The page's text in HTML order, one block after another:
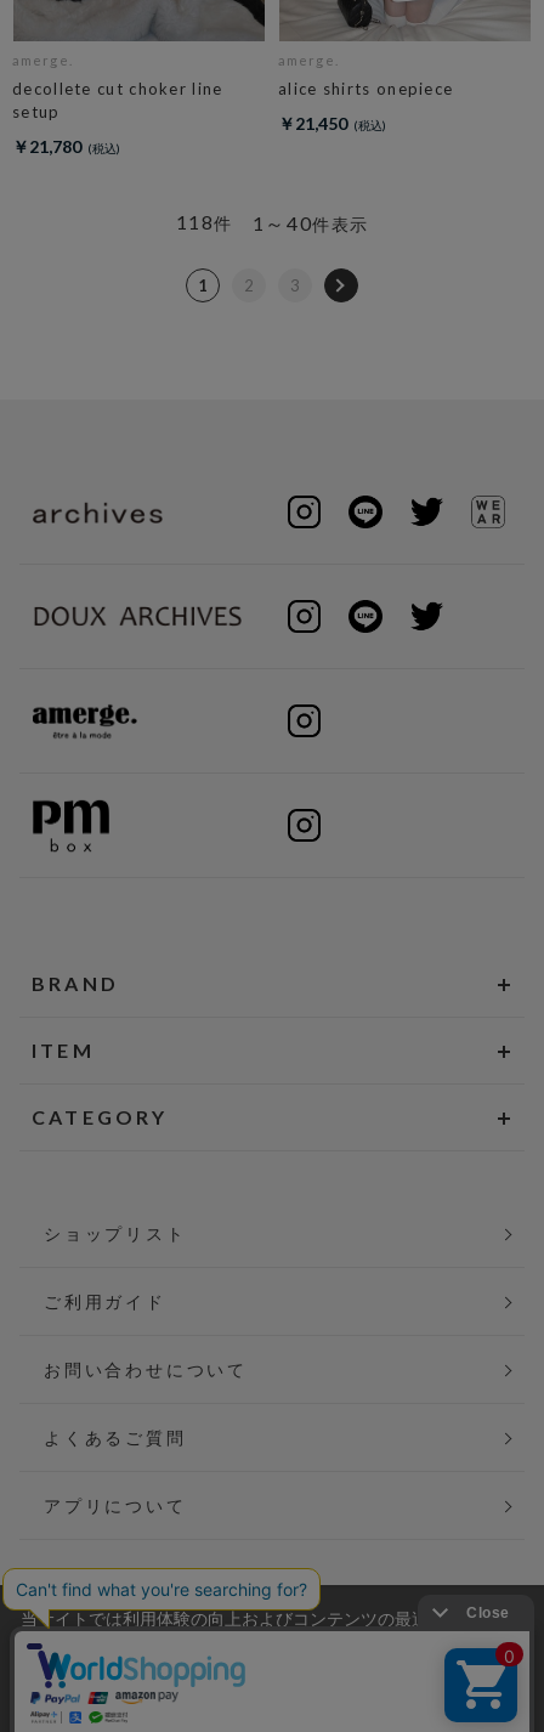
amerge.
decollete cut choker line
setup
￥21,780
amerge.
alice shirts onepiece
￥21,450
1～40件表示
118件
1 2 3
BRAND
ITEM
CATEGORY
ショップリスト
ご利用ガイド
お問い合わせについて
よくあるご質問
アプリについて
会社概要
ご利用規約
当サイトでは利用体験の向上およびコンテンツの最適な提供、ト
ラフィックの分析を目的としてCookieを使用しています。
サイトの閲覧を継続された場合、Cookieの利用に同意したことも
のといたします。
詳細については
をご確認ください。